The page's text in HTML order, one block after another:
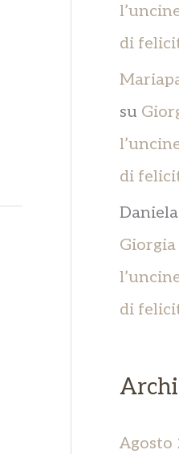
di
su
di
Giorgia
di
Agosto